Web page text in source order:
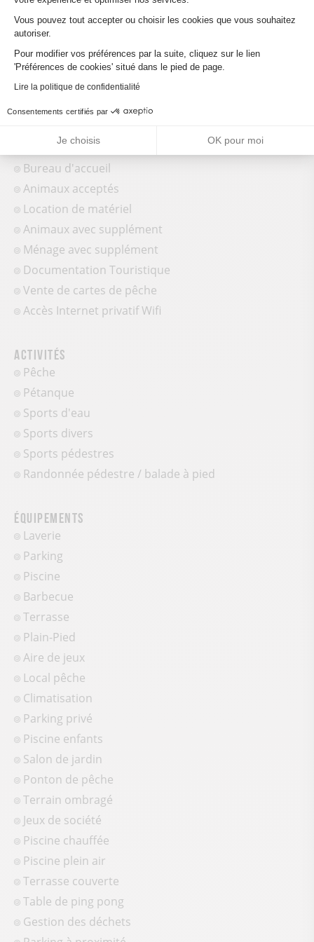
Lit 140 cm
Lit 160 cm
Non fumeur
Micro-ondes
Coin cuisine
Réservation
Réfrigérateur
Bureau d'accueil
Animaux acceptés
Location de matériel
Animaux avec supplément
Ménage avec supplément
Documentation Touristique
Vente de cartes de pêche
Accès Internet privatif Wifi
Activités
Pêche
Pétanque
Sports d'eau
Sports divers
Sports pédestres
Randonnée pédestre / balade à pied
Équipements
Laverie
Parking
Piscine
Barbecue
Terrasse
Plain-Pied
Aire de jeux
Local pêche
Climatisation
Parking privé
Piscine enfants
Salon de jardin
Ponton de pêche
Terrain ombragé
Jeux de société
Piscine chauffée
Piscine plein air
Terrasse couverte
Table de ping pong
Gestion des déchets
Vous pouvez tout accepter ou choisir les cookies que vous souhaitez
autoriser.
Pour modifier vos préférences par la suite, cliquez sur le lien
'Préférences de cookies' situé dans le pied de page.
Lire la politique de confidentialité
Consentements certifiés par
Je choisis OK pour moi